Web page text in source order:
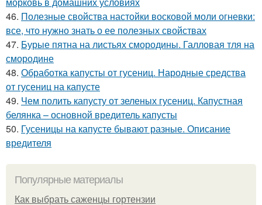
46. Полезные свойства настойки восковой моли огневки:
все, что нужно знать о ее полезных свойствах
47. Бурые пятна на листьях смородины. Галловая тля на
смородине
48. Обработка капусты от гусениц. Народные средства
от гусениц на капусте
49. Чем полить капусту от зеленых гусениц. Капустная
белянка – основной вредитель капусты
50. Гусеницы на капусте бывают разные. Описание
вредителя
Популярные материалы
Как выбрать саженцы гортензии